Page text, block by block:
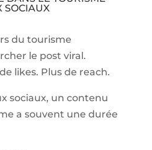
SOCIAUX
du tourisme
le post viral.
likes. Plus de reach.
sociaux, un contenu
a souvent une durée